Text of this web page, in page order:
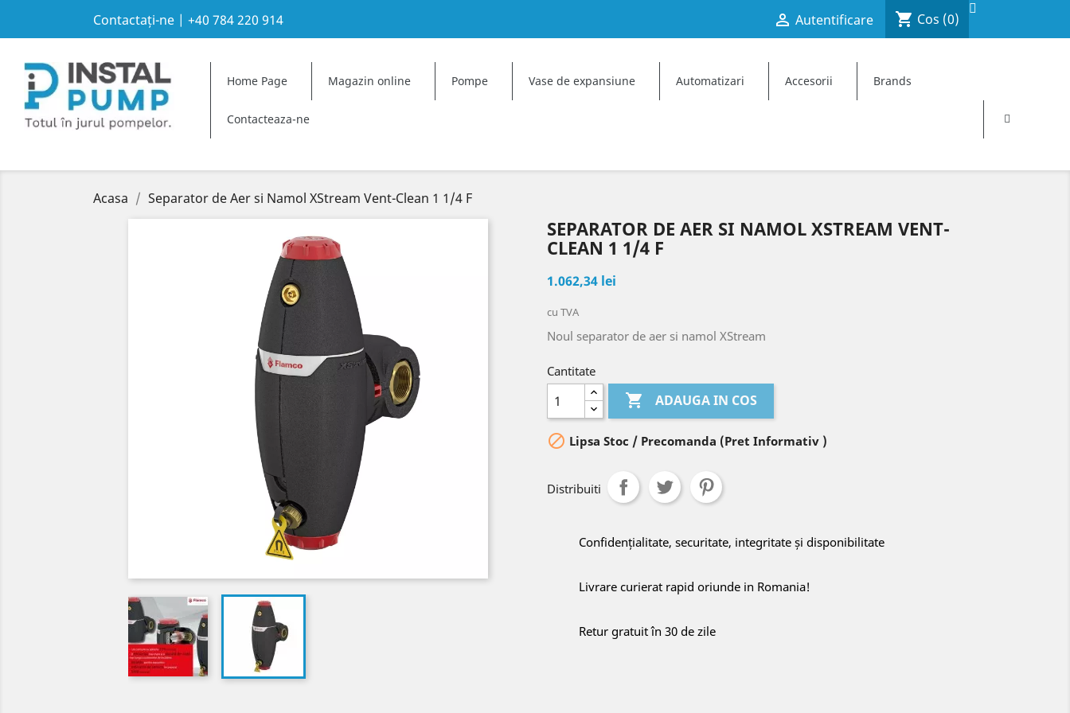
Add to wishlist ×
add_circle_outline Create new list
Create wishlist ×
Cancel Create wishlist
Sign in ×
You need to be logged in to save products in your wishlist.
Contactați-ne | +40 784 220 914  Autentificare shopping_cart Cos (0)
Home Page Magazin online Pompe Vase de expansiune Automatizari Accesorii Brands
Contacteaza-ne
Acasa Separator de Aer si Namol XStream Vent-Clean 1 1/4 F
SEPARATOR DE AER SI NAMOL XSTREAM VENT-
CLEAN 1 1/4 F
1.062,34 lei
cu TVA
Noul separator de aer si namol XStream
Cantitate
 ADAUGA IN COS
 Lipsa Stoc / Precomanda (Pret Informativ )
Distribuiti
Confidențialitate, securitate, integritate și disponibilitate
Livrare curierat rapid oriunde in Romania!
Retur gratuit în 30 de zile